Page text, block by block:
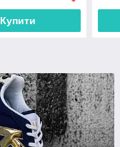
Купити